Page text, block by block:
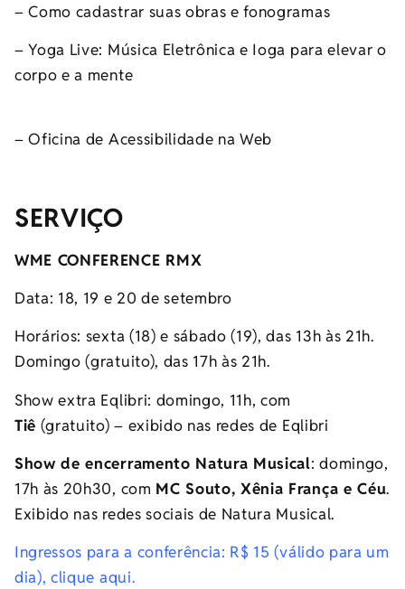
– Como cadastrar suas obras e fonogramas
– Yoga Live: Música Eletrônica e Ioga para elevar o
corpo e a mente
– Oficina de Acessibilidade na Web
SERVIÇO
WME CONFERENCE RMX
Data: 18, 19 e 20 de setembro
Horários: sexta (18) e sábado (19), das 13h às 21h.
Domingo (gratuito), das 17h às 21h.
Show extra Eqlibri: domingo, 11h, com
Tiê (gratuito) – exibido nas redes de Eqlibri
Show de encerramento Natura Musical: domingo,
17h às 20h30, com MC Souto, Xênia França e Céu.
Exibido nas redes sociais de Natura Musical.
Ingressos para a conferência: R$ 15 (válido para um
dia), clique aqui.